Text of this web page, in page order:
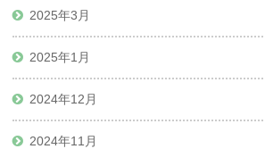
2025年3月
2025年1月
2024年12月
2024年11月